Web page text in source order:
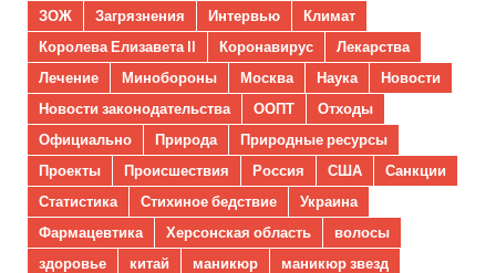
ЗОЖ
Загрязнения Интервью
Климат
Королева Елизавета II
Коронавирус
Лекарства
Лечение
Минобороны Москва Наука
Новости
Новости законодательства
ООПТ
Отходы
Официально
Природа
Природные ресурсы
Проекты
Происшествия Россия США
Санкции
Статистика
Стихиное бедствие
Украина
Фармацевтика
Херсонская область
волосы
здоровье
китай маникюр
маникюр звезд